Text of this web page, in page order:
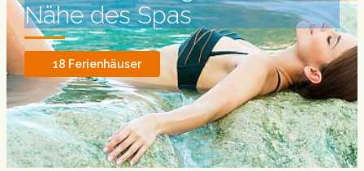
Nähe des Spas
18 Ferienhäuser